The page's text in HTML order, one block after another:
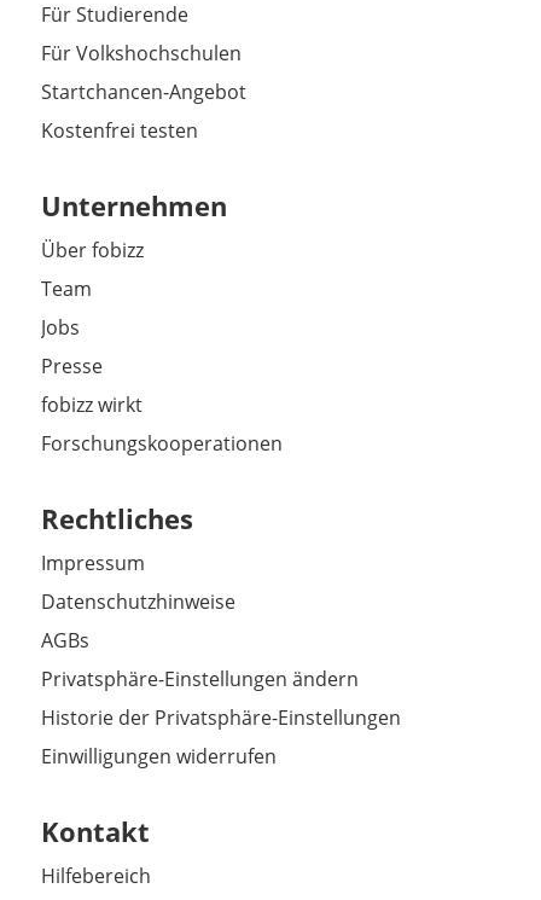
Für Studierende
Für Volkshochschulen
Startchancen-Angebot
Kostenfrei testen
Unternehmen
Über fobizz
Team
Jobs
Presse
fobizz wirkt
Forschungskooperationen
Rechtliches
Impressum
Datenschutzhinweise
AGBs
Privatsphäre-Einstellungen ändern
Historie der Privatsphäre-Einstellungen
Einwilligungen widerrufen
Kontakt
Hilfebereich